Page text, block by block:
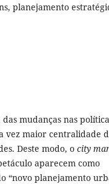
planejamento
mudanças nas
vez maior centralidade
Deste modo, o city
aparecem como
“novo planejamento